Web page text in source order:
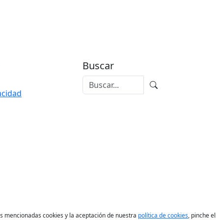
Buscar
cookies y la aceptación de nuestra política de cookies, pinche el